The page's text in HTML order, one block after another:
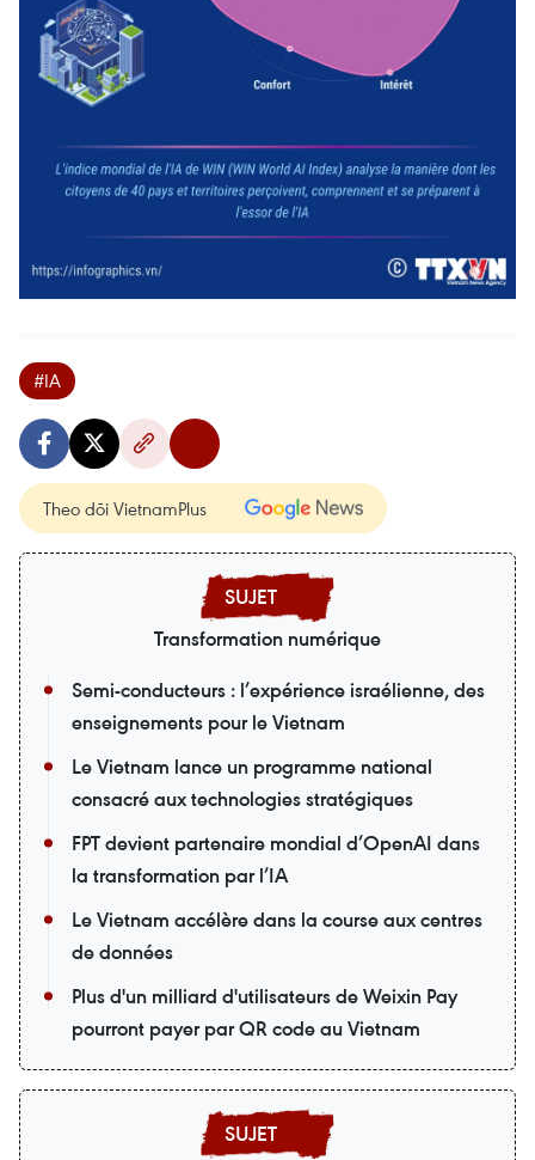
#IA
Theo dõi VietnamPlus
Transformation numérique
Semi-conducteurs : l’expérience israélienne, des
enseignements pour le Vietnam
Le Vietnam lance un programme national
consacré aux technologies stratégiques
FPT devient partenaire mondial d’OpenAI dans
la transformation par l’IA
Le Vietnam accélère dans la course aux centres
de données
Plus d'un milliard d'utilisateurs de Weixin Pay
pourront payer par QR code au Vietnam